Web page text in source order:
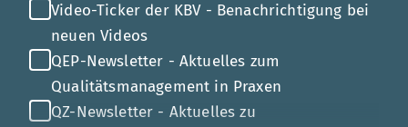
Video-Ticker der KBV - Benachrichtigung bei
neuen Videos
QEP-Newsletter - Aktuelles zum
Qualitätsmanagement in Praxen
QZ-Newsletter - Aktuelles zu